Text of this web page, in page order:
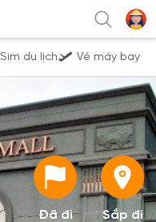
Sim du lịch Vé máy bay
Đã đi Sắp đi